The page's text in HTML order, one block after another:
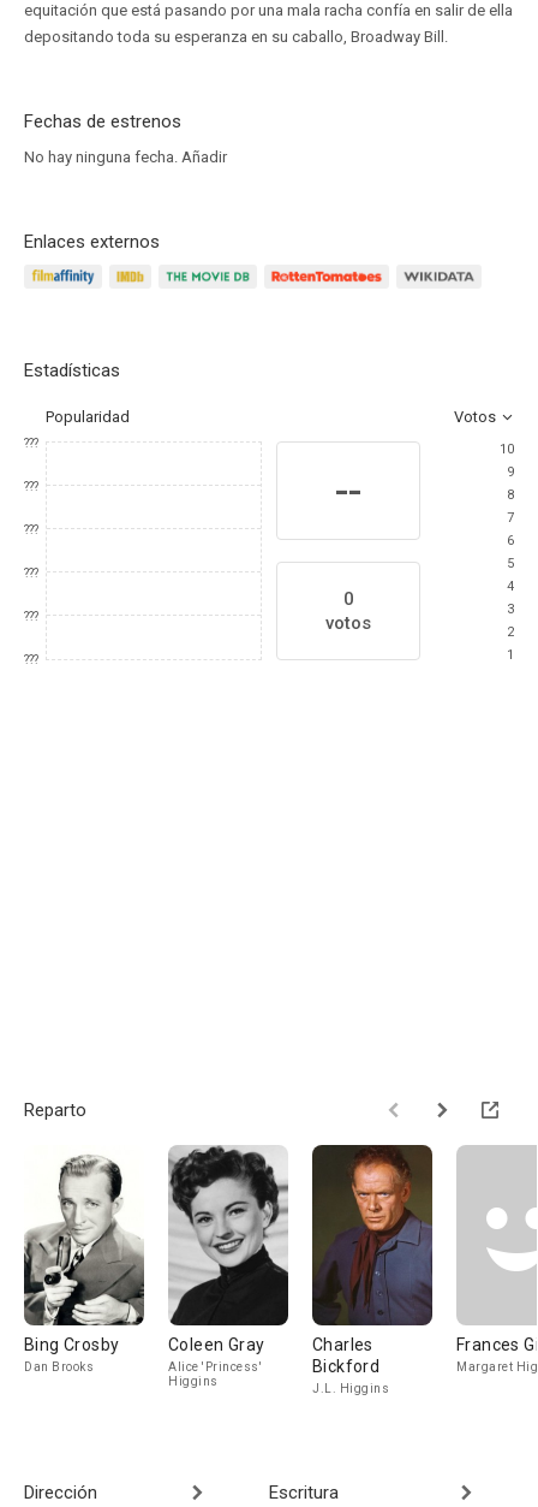
equitación que está pasando por una mala racha confía en salir de ella
depositando toda su esperanza en su caballo, Broadway Bill.
Fechas de estrenos
No hay ninguna fecha. Añadir
Enlaces externos
Estadísticas
Popularidad Votos
???
???
???
???
???
???
--
0
votos
10
9
8
7
6
5
4
3
2
1
Reparto
Bing Crosby
Dan Brooks
Coleen Gray
Alice 'Princess'
Higgins
Charles
Bickford
J.L. Higgins
Frances
Margaret
Dirección Escritura